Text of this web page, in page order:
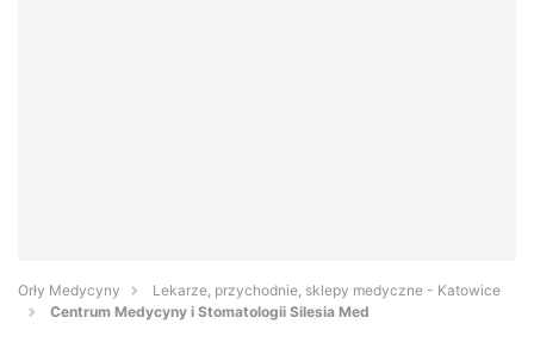
Orły Medycyny
Lekarze, przychodnie, sklepy medyczne - Katowice
Centrum Medycyny i Stomatologii Silesia Med